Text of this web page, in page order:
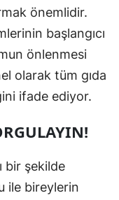
önemlidir.
başlangıcı
önlenmesi
olarak tüm gıda
ifade ediyor.
bir şekilde
ile bireylerin